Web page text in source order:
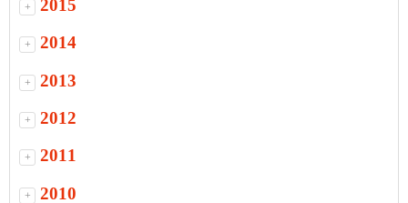
+ 2015
+ 2014
+ 2013
+ 2012
+ 2011
+ 2010